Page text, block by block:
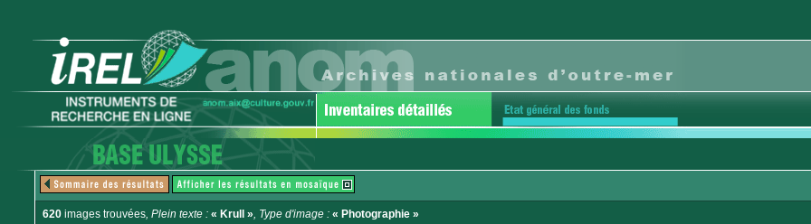
620 images trouvées, Plein texte : « Krull », Type d'image : « Photographie »